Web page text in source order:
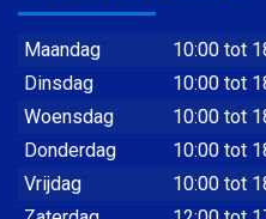
Maandag
10:00 tot
Dinsdag
10:00 tot
Woensdag
10:00 tot
Donderdag
10:00 tot
Vrijdag
10:00 tot